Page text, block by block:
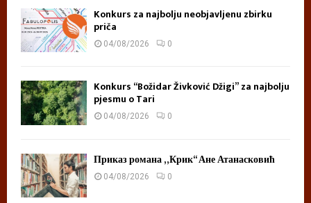
Konkurs za najbolju neobjavljenu zbirku
priča
04/08/2026 0
Konkurs “Božidar Živković Džigi” za najbolju
pjesmu o Tari
04/08/2026 0
Приказ романа „Крик“ Ане Атанасковић
04/08/2026 0